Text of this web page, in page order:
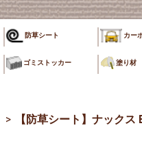
防草シート カー
ゴミストッカー 塗り材
> 【防草シート】ナック